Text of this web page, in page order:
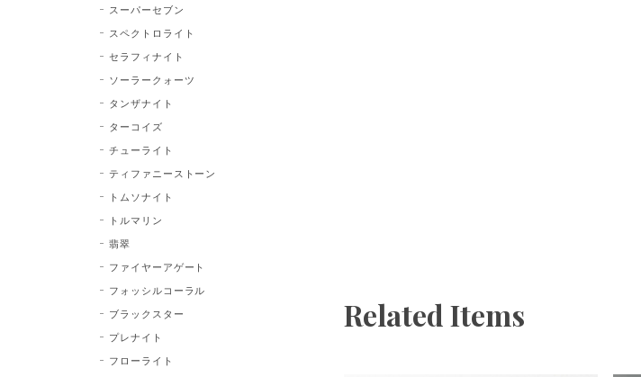
Related Items
スーパーセブン
スペクトロライト
セラフィナイト
ソーラークォーツ
タンザナイト
ターコイズ
チューライト
ティファニーストーン
トムソナイト
トルマリン
翡翠
ファイヤーアゲート
フォッシルコーラル
ブラックスター
プレナイト
フローライト